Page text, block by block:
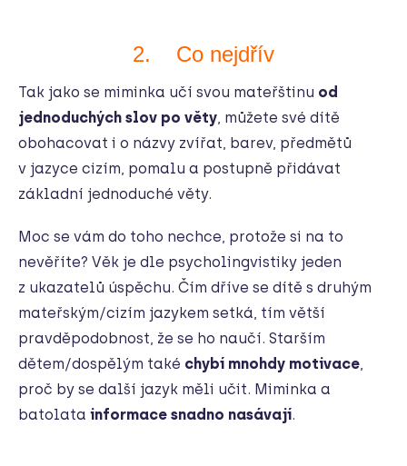
2. Co nejdřív
Tak jako se miminka učí svou mateřštinu od
jednoduchých slov po věty, můžete své dítě
obohacovat i o názvy zvířat, barev, předmětů
v jazyce cizím, pomalu a postupně přidávat
základní jednoduché věty.
Moc se vám do toho nechce, protože si na to
nevěříte? Věk je dle psycholingvistiky jeden
z ukazatelů úspěchu. Čím dříve se dítě s druhým
mateřským/cizím jazykem setká, tím větší
pravděpodobnost, že se ho naučí. Starším
dětem/dospělým také chybí mnohdy motivace,
proč by se další jazyk měli učit. Miminka a
batolata informace snadno nasávají.